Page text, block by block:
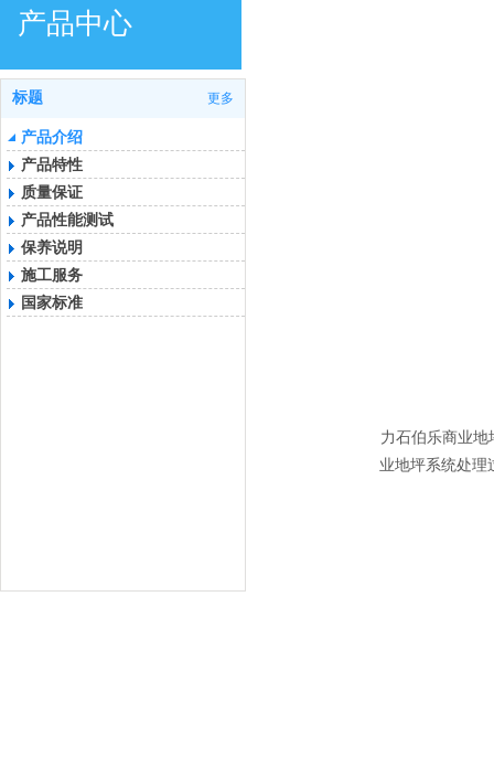
标题 更多
产品介绍
产品特性
质量保证
产品性能测试
保养说明
施工服务
国家标准
产品中心
力石伯乐商业
业地坪系统处理